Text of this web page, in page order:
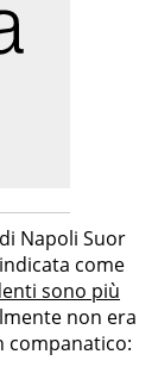
Napoli Suor
come
sono più
non era
companatico: